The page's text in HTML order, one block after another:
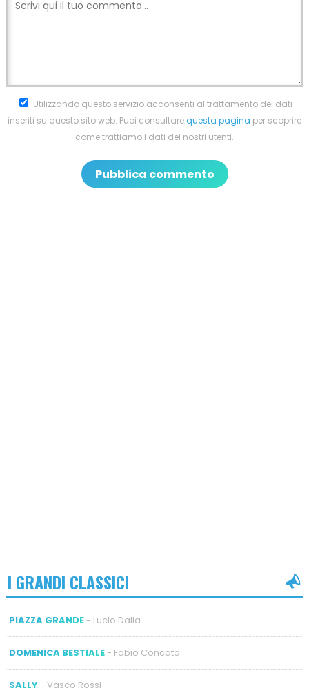
Utilizzando questo servizio acconsenti al trattamento dei dati
inseriti su questo sito web. Puoi consultarequesta pagina per scoprire
come trattiamo i dati dei nostri utenti.
I GRANDI CLASSICI
PIAZZA GRANDE- Lucio Dalla
DOMENICA BESTIALE- Fabio Concato
SALLY- Vasco Rossi